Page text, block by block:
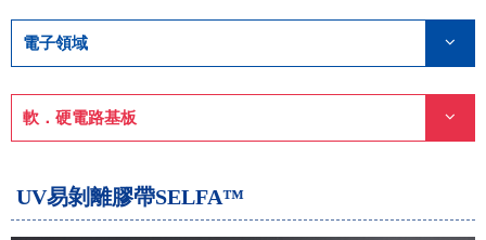
電子領域
軟．硬電路基板
UV易剝離膠帶SELFA™